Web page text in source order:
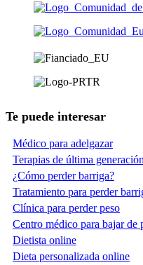
Te puede interesar
Médico para adelgazar
Terapias de última generación
¿Cómo perder barriga?
Tratamiento para perder
Clínica para perder peso
Centro médico para bajar de
Dietista online
Dieta personalizada online